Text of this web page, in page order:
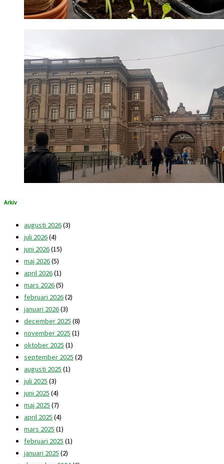
Arkiv
augusti 2026(3)
juli 2026(4)
juni 2026(15)
maj 2026(5)
april 2026(1)
mars 2026(5)
februari 2026(2)
januari 2026(3)
december 2025 (8)
november 2025 (1)
oktober 2025 (1)
september 2025 (2)
augusti 2025 (1)
juli 2025 (3)
juni 2025 (4)
maj 2025 (7)
april 2025 (4)
mars 2025 (1)
februari 2025 (1)
januari 2025 (2)